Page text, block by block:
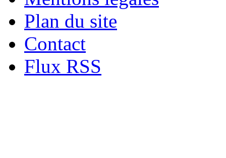
Plan du site
Contact
Flux RSS